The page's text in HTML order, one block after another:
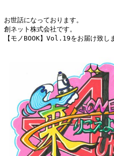
お世話になっております。
創ネット株式会社です。
【モノBOOK】Vol.19をお届け致し